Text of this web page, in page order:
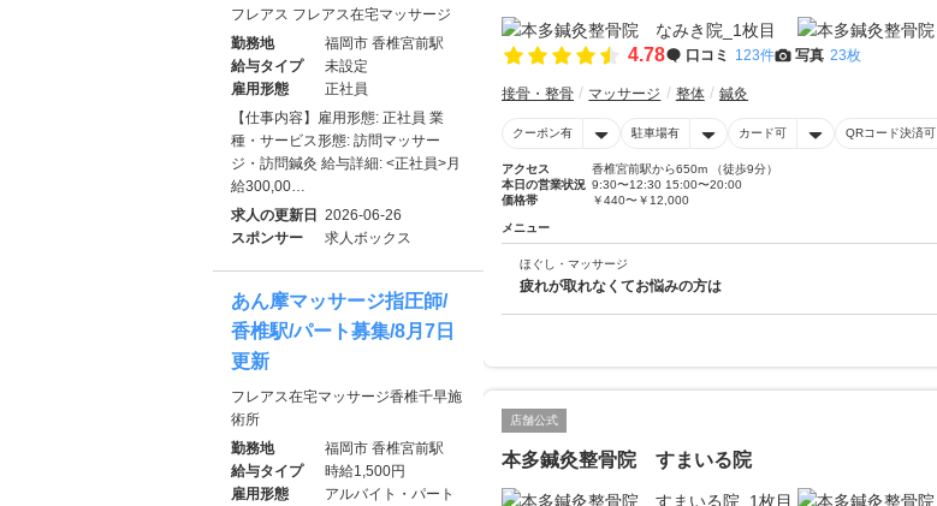
4.78 口コミ 123件 写真 23枚
接骨・整骨 マッサージ 整体 鍼灸
クーポン有 駐車場有 カード可 QRコード決済可
アクセス
香椎宮前駅から650m （徒歩9分）
本日の営業状況 9:30〜12:30 15:00〜20:00
価格帯
￥440〜￥12,000
メニュー
ほぐし・マッサージ
疲れが取れなくてお悩みの方は
店舗公式
本多鍼灸整骨院 すまいる院
フレアス フレアス在宅マッサージ
勤務地
福岡市 香椎宮前駅
給与タイプ
未設定
雇用形態
正社員
【仕事内容】雇用形態: 正社員 業
種・サービス形態: 訪問マッサー
ジ・訪問鍼灸 給与詳細: <正社員>月
給300,00…
求人の更新日 2026-06-26
スポンサー
求人ボックス
あん摩マッサージ指圧師/
香椎駅/パート募集/8月7日
更新
フレアス在宅マッサージ香椎千早施
術所
勤務地
福岡市 香椎宮前駅
給与タイプ
時給1,500円
雇用形態
アルバイト・パート